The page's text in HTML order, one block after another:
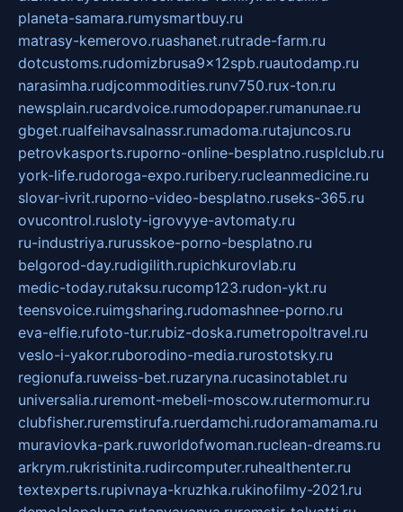
planeta-samara.rumysmartbuy.ru
matrasy-kemerovo.ruashanet.rutrade-farm.ru
dotcustoms.rudomizbrusa9x12spb.ruautodamp.ru
narasimha.rudjcommodities.runv750.rux-ton.ru
newsplain.rucardvoice.rumodopaper.rumanunae.ru
gbget.rualfeihavsalnassr.rumadoma.rutajuncos.ru
petrovkasports.ruporno-online-besplatno.rusplclub.ru
york-life.rudoroga-expo.ruribery.rucleanmedicine.ru
slovar-ivrit.ruporno-video-besplatno.ruseks-365.ru
ovucontrol.rusloty-igrovyye-avtomaty.ru
ru-industriya.rurusskoe-porno-besplatno.ru
belgorod-day.rudigilith.rupichkurovlab.ru
medic-today.rutaksu.rucomp123.rudon-ykt.ru
teensvoice.ruimgsharing.rudomashnee-porno.ru
eva-elfie.rufoto-tur.rubiz-doska.rumetropoltravel.ru
veslo-i-yakor.ruborodino-media.rurostotsky.ru
regionufa.ruweiss-bet.ruzaryna.rucasinotablet.ru
universalia.ruremont-mebeli-moscow.rutermomur.ru
clubfisher.ruremstirufa.ruerdamchi.rudoramamama.ru
muraviovka-park.ruworldofwoman.ruclean-dreams.ru
arkrym.rukristinita.rudircomputer.ruhealthenter.ru
textexperts.rupivnaya-kruzhka.rukinofilmy-2021.ru